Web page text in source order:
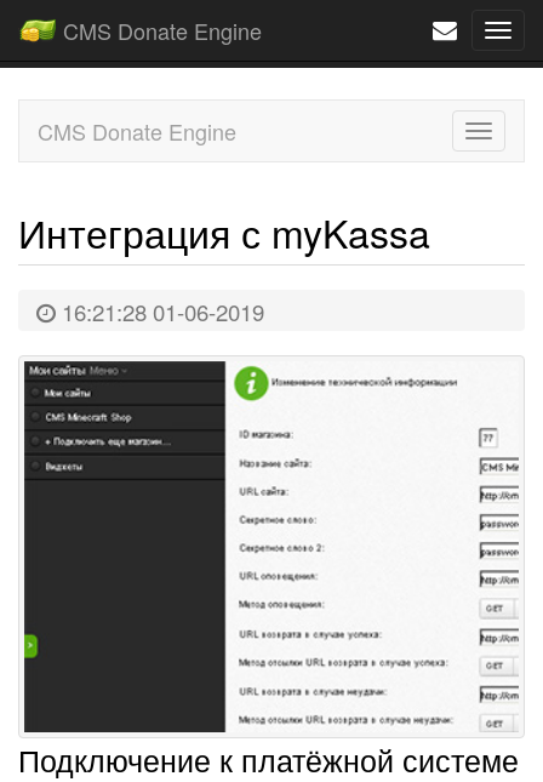
CMS Donate Engine
Toggle
CMS Donate Engine
Интеграция с myKassa
16:21:28 01-06-2019
Подключение к платёжной системе